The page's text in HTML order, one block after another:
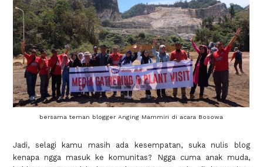
bersama teman blogger Anging Mammiri di acara Bosowa
Jadi, selagi kamu masih ada kesempatan, suka nulis blog
kenapa ngga masuk ke komunitas? Ngga cuma anak muda,